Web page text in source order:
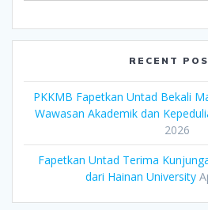
RECENT
PKKMB Fapetkan Untad Bekali
Wawasan Akademik dan
2026
Fapetkan Untad Terima
dari Hainan University